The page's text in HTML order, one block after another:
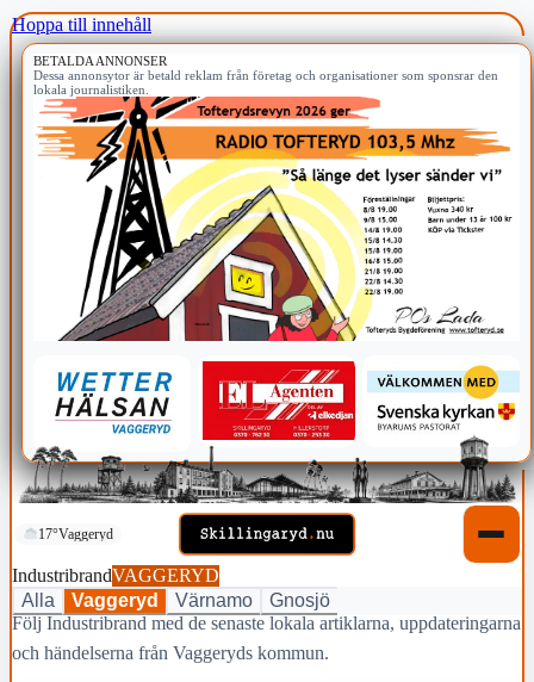
Hoppa till innehåll
BETALDA ANNONSER
Dessa annonsytor är betald reklam från företag och organisationer som sponsrar den
lokala journalistiken.
17°Vaggeryd
IndustribrandVAGGERYD
Alla
Vaggeryd Värnamo
Gnosjö
Följ Industribrand med de senaste lokala artiklarna, uppdateringarna
och händelserna från Vaggeryds kommun.